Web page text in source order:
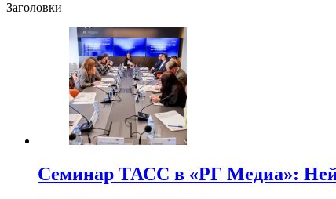
Заголовки
Семинар ТАСС в «РГ Медиа»: